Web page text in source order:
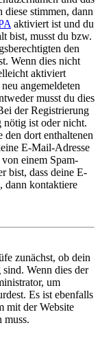
diese stimmen, dann
aktiviert ist und du
bist, musst du bzw.
den
Wenn dies nicht
aktiviert
angemeldeten
musst du dies
der Registrierung
ist oder nicht.
dort enthaltenen
E-Mail-Adresse
einem Spam-
bist, dass deine E-
dann kontaktiere
zunächst, ob dein
Wenn dies der
um
Es ist ebenfalls
mit der Website
muss.